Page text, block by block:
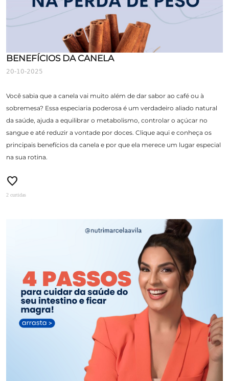
BENEFÍCIOS DA CANELA
20-10-2025
Você sabia que a canela vai muito além de dar sabor ao café ou à
sobremesa? Essa especiaria poderosa é um verdadeiro aliado natural
da saúde, ajuda a equilibrar o metabolismo, controlar o açúcar no
sangue e até reduzir a vontade por doces. Clique aqui e conheça os
principais benefícios da canela e por que ela merece um lugar especial
na sua rotina.
favorite
2 curtidas